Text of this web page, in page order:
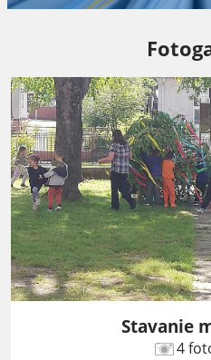
Stavanie
4